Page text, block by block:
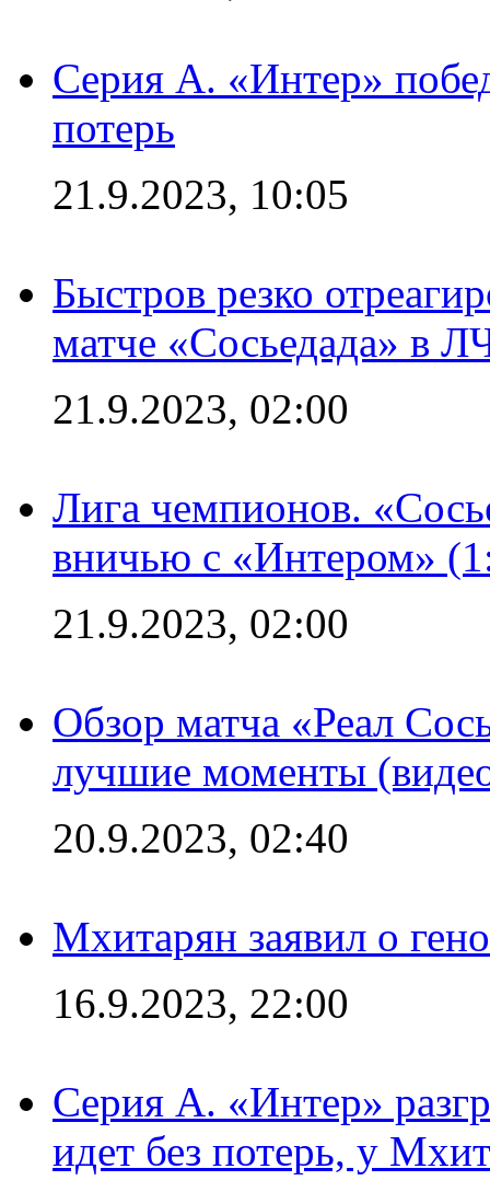
Серия А. «Интер»
потерь
21.9.2023, 10:05
Быстров резко
матче «Сосьедада» в
21.9.2023, 02:00
Лига чемпионов.
вничью с «Интером»
21.9.2023, 02:00
Обзор матча «Реал
лучшие моменты
20.9.2023, 02:40
Мхитарян заявил о
16.9.2023, 22:00
Серия А. «Интер»
идет без потерь, у